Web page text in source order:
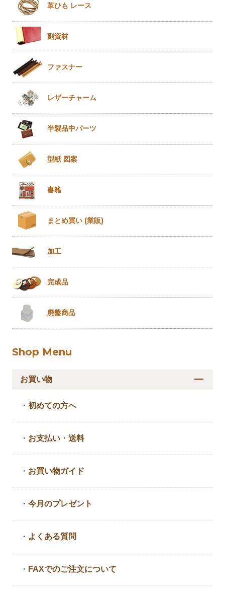
革ひも レース
副資材
ファスナー
レザーチャーム
半製品中パーツ
型紙 図案
書籍
まとめ買い (業販)
加工
完成品
廃盤商品
Shop Menu
お買い物
・初めての方へ
・ お支払い・送料
・ お買い物ガイド
・今月のプレゼント
・ よくある質問
・ FAXでのご注文について